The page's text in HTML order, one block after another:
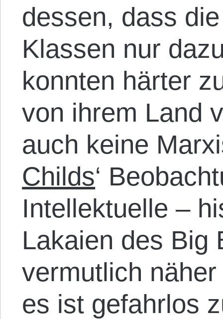
dessen, dass
Klassen nur
konnten härter
von ihrem Land
auch keine
Childs‘
Intellektuelle –
Lakaien des Big
vermutlich
es ist gefahrlos